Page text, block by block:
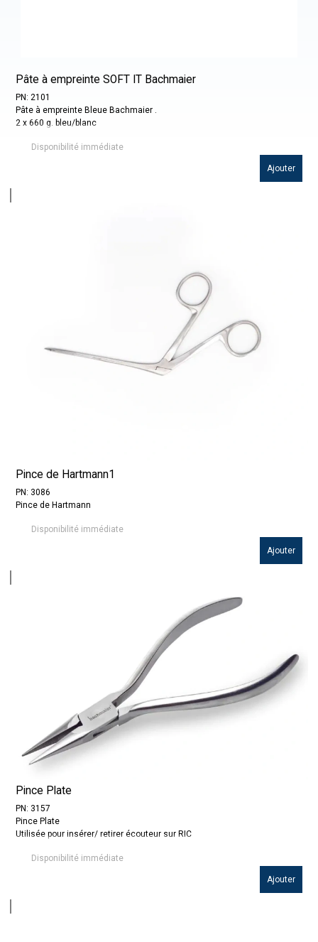
Pâte à empreinte SOFT IT Bachmaier
PN: 2101
Pâte à empreinte Bleue Bachmaier .
2 x 660 g. bleu/blanc
Disponibilité immédiate
Ajouter
Pince de Hartmann1
PN: 3086
Pince de Hartmann
Disponibilité immédiate
Ajouter
Pince Plate
PN: 3157
Pince Plate
Utilisée pour insérer/ retirer écouteur sur RIC
Disponibilité immédiate
Ajouter